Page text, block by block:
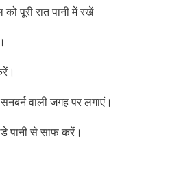
पूरी रात पानी में रखें
वाली जगह पर लगाएं।
पानी से साफ करें।